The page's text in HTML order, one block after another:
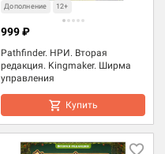
Дополнение 12+
Pathfinder. НРИ. Вторая
редакция. Kingmaker. Ширма
управления
999 ₽
Купить